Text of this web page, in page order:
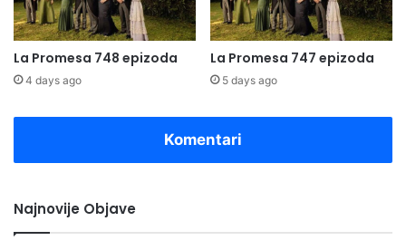
La Promesa 748 epizoda
4 days ago
La Promesa 747 epizoda
5 days ago
Komentari
Najnovije Objave